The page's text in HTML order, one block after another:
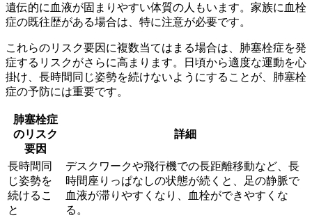
遺伝的に血液が固まりやすい体質の人もいます。 家族に血栓
症の既往歴がある場合は、特に注意が必要です。
これらのリスク要因に複数当てはまる場合は、肺塞栓症を発
症するリスクがさらに高まります。日頃から適度な運動を心
掛け、長時間同じ姿勢を続けないようにすることが、肺塞栓
症の予防には重要です。
肺塞栓症
のリスク
要因
詳細
長時間同
じ姿勢を
続けるこ
と
デスクワークや飛行機での長距離移動など、長
時間座りっぱなしの状態が続くと、足の静脈で
血液が滞りやすくなり、血栓ができやすくな
る。